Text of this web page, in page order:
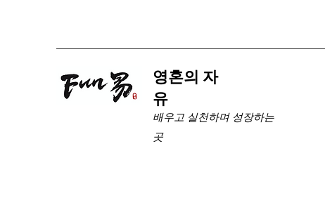
​영혼의 자
유
배우고 실천하며 성장하는
곳